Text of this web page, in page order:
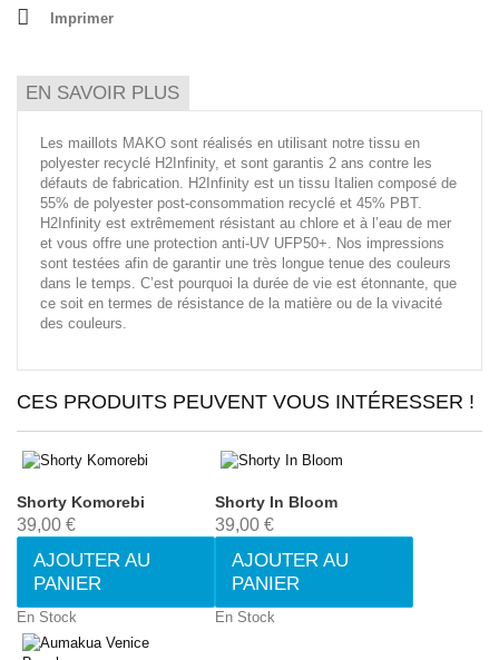
Imprimer
EN SAVOIR PLUS
Les maillots MAKO sont réalisés en utilisant notre tissu en
polyester recyclé H2Infinity, et sont garantis 2 ans contre les
défauts de fabrication. H2Infinity est un tissu Italien composé de
55% de polyester post-consommation recyclé et 45% PBT.
H2Infinity est extrêmement résistant au chlore et à l’eau de mer
et vous offre une protection anti-UV UFP50+. Nos impressions
sont testées afin de garantir une très longue tenue des couleurs
dans le temps. C’est pourquoi la durée de vie est étonnante, que
ce soit en termes de résistance de la matière ou de la vivacité
des couleurs.
CES PRODUITS PEUVENT VOUS INTÉRESSER !
Shorty Komorebi
39,00 €
AJOUTER AU
PANIER
En Stock
Shorty In Bloom
39,00 €
AJOUTER AU
PANIER
En Stock